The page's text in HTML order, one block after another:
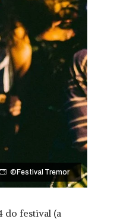
©Festival Tremor
do festival (a